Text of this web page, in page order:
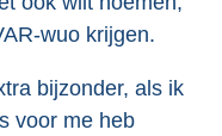
wuo krijgen.
bijzonder, als ik
voor me heb